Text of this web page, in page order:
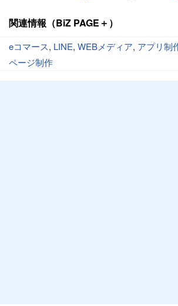
関連情報（BiZ PAGE＋）
eコマース, LINE, WEBメディア, アプリ制
ページ制作